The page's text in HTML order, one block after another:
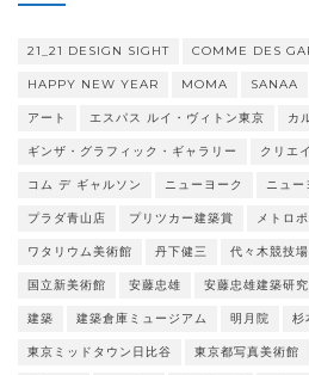
21_21 DESIGN SIGHT COMME DES
HAPPY NEW YEAR MOMA SANAA
アート エスパス ルイ・ヴィトン東京 カ
ギンザ・グラフィック・ギャラリー クリエ
コム デ ギャルソン ニューヨーク ニュー
プラダ青山店 プリツカー建築賞 メトロ
ワタリウム美術館 丹下健三 代々木競技場
国立新美術館 安藤忠雄 安藤忠雄建築研
建築 建築倉庫ミュージアム 明月院 杉
東京ミッドタウン日比谷 東京都写真美術館